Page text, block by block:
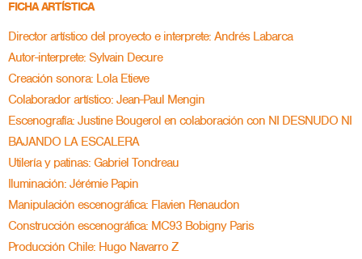
FICHA ARTÍSTICA
Director artístico del proyecto e interprete: Andrés Labarca
Autor-interprete: Sylvain Decure
Creación sonora: Lola Etieve
Colaborador artístico: Jean-Paul Mengin
Escenografía: Justine Bougerol en colaboración con NI DESNUDO NI
BAJANDO LA ESCALERA
Utilería y patinas: Gabriel Tondreau
Iluminación: Jérémie Papin
Manipulación escenográfica: Flavien Renaudon
Construcción escenográfica: MC93 Bobigny Paris
Producción Chile: Hugo Navarro Z